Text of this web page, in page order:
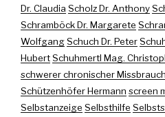
Dr. Claudia Scholz Dr. Anthony
Schramböck Dr. Margarete
WolfgangSchuch Dr. Peter
HubertSchuhmertl Mag.
schwerer chronischer Missbrauch
Schützenhöfer Hermann screen
Selbstanzeige Selbsthilfe